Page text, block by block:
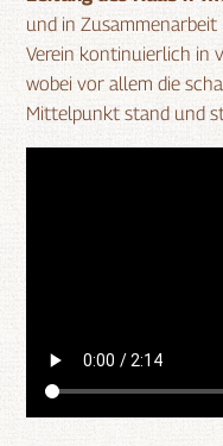
und in
Verein kontinuierlich in
wobei vor allem die
Mittelpunkt stand und